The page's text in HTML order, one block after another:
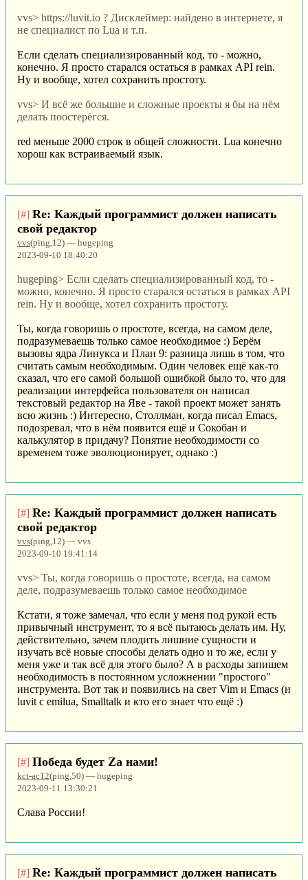
vvs> https://luvit.io ? Дисклеймер: найдено в интернете, я
не специалист по Lua и т.п.
Если сделать специализированный код, то - можно,
конечно. Я просто старался остаться в рамках API rein.
Ну и вообще, хотел сохранить простоту.
vvs> И всё же большие и сложные проекты я бы на нём
делать поостерёгся.
red меньше 2000 строк в общей сложности. Lua конечно
хорош как встраиваемый язык.
[#] Re: Каждый программист должен написать
свой редактор
vvs(ping,12) — hugeping
2023-09-10 18:40:20
hugeping> Если сделать специализированный код, то -
можно, конечно. Я просто старался остаться в рамках API
rein. Ну и вообще, хотел сохранить простоту.
Ты, когда говоришь о простоте, всегда, на самом деле,
подразумеваешь только самое необходимое :) Берём
вызовы ядра Линукса и План 9: разница лишь в том, что
считать самым необходимым. Один человек ещё как-то
сказал, что его самой большой ошибкой было то, что для
реализации интерфейса пользователя он написал
текстовый редактор на Яве - такой проект может занять
всю жизнь :) Интересно, Столлман, когда писал Emacs,
подозревал, что в нём появится ещё и Сокобан и
калькулятор в придачу? Понятие необходимости со
временем тоже эволюционирует, однако :)
[#] Re: Каждый программист должен написать
свой редактор
vvs(ping,12) — vvs
2023-09-10 19:41:14
vvs> Ты, когда говоришь о простоте, всегда, на самом
деле, подразумеваешь только самое необходимое
Кстати, я тоже замечал, что если у меня под рукой есть
привычный инструмент, то я всё пытаюсь делать им. Ну,
действительно, зачем плодить лишние сущности и
изучать всё новые способы делать одно и то же, если у
меня уже и так всё для этого было? А в расходы запишем
необходимость в постоянном усложнении "простого"
инструмента. Вот так и появились на свет Vim и Emacs (и
luvit с emilua, Smalltalk и кто его знает что ещё :)
[#] Победа будет Za нами!
kct-ac12(ping,50) — hugeping
2023-09-11 13:30:21
Слава России!
[#] Re: Каждый программист должен написать